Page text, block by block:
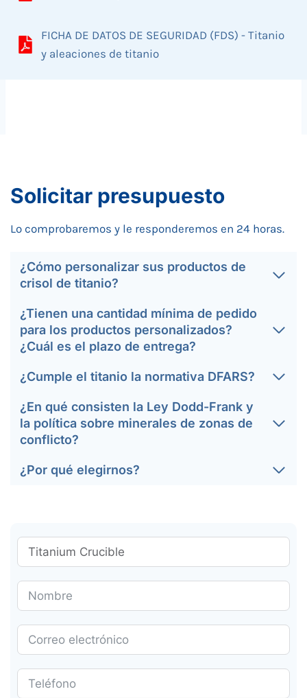
FICHA DE DATOS DE SEGURIDAD (FDS) - Titanio
y aleaciones de titanio
Solicitar presupuesto
Lo comprobaremos y le responderemos en 24 horas.
¿Cómo personalizar sus productos de
crisol de titanio?
¿Tienen una cantidad mínima de pedido
para los productos personalizados?
¿Cuál es el plazo de entrega?
¿Cumple el titanio la normativa DFARS?
¿En qué consisten la Ley Dodd-Frank y
la política sobre minerales de zonas de
conflicto?
¿Por qué elegirnos?